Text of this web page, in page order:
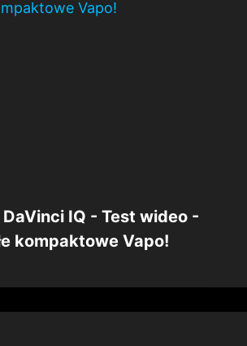
IQ - Test wideo -
kompaktowe Vapo!